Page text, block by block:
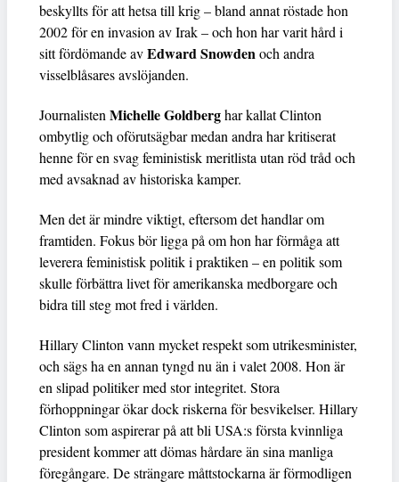
beskyllts för att hetsa till krig – bland annat röstade hon
2002 för en invasion av Irak – och hon har varit hård i
sitt fördömande avEdward Snowdenoch andra
visselblåsares avslöjanden.
Journalisten Michelle Goldberghar kallat Clinton
ombytlig och oförutsägbar medan andra har kritiserat
henne för en svag feministisk meritlista utan röd tråd och
med avsaknad av historiska kamper.
Men det är mindre viktigt, eftersom det handlar om
framtiden. Fokus bör ligga på om hon har förmåga att
leverera feministisk politik i praktiken – en politik som
skulle förbättra livet för amerikanska medborgare och
bidra till steg mot fred i världen.
Hillary Clinton vann mycket respekt som utrikesminister,
och sägs ha en annan tyngd nu än i valet 2008. Hon är
en slipad politiker med stor integritet. Stora
förhoppningar ökar dock riskerna för besvikelser. Hillary
Clinton som aspirerar på att bli USA:s första kvinnliga
president kommer att dömas hårdare än sina manliga
föregångare. De strängare måttstockarna är förmodligen